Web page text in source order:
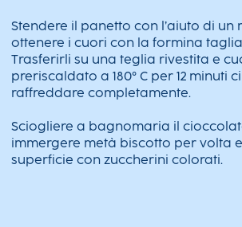
Stendere il panetto con l’aiuto di un
ottenere i cuori con la formina
Trasferirli su una teglia rivestita e
preriscaldato a 180° C per 12 minuti
raffreddare completamente.
Sciogliere a bagnomaria il
immergere metà biscotto per volta
superficie con zuccherini colorati.